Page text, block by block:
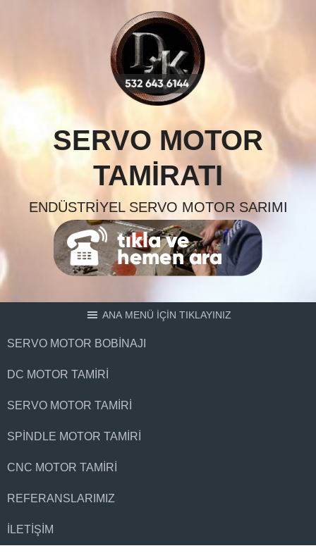
SERVO MOTOR
TAMIRATI
ENDÜSTRIYEL SERVO MOTOR SARIMI
ANA MENÜ İÇİN TIKLAYINIZ
SERVO MOTOR BOBINAJI
DC MOTOR TAMIRI
SERVO MOTOR TAMIRI
SPINDLE MOTOR TAMIRI
CNC MOTOR TAMIRI
REFERANSLARIMIZ
İLETIŞIM